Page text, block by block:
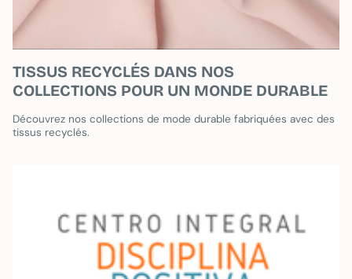
TISSUS RECYCLÉS DANS NOS
COLLECTIONS POUR UN MONDE DURABLE
Découvrez nos collections de mode durable fabriquées avec des
tissus recyclés.